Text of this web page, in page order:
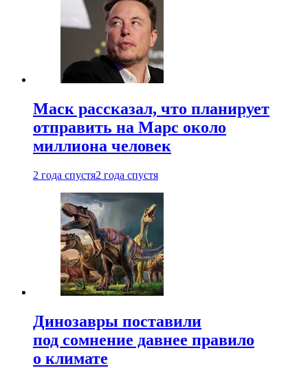
Маск рассказал, что планирует
отправить на Марс около
миллиона человек
2 года спустя2 года спустя
Динозавры поставили
под сомнение давнее правило
о климате